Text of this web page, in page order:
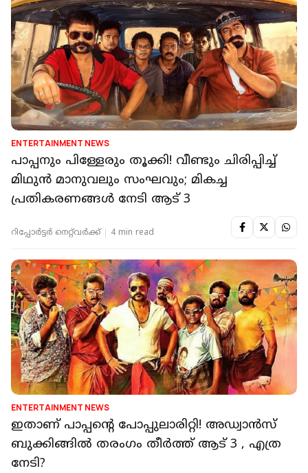
ENTERTAINMENT NEWS
പാപ്പനും പിള്ളേരും തൂക്കി! വീണ്ടും ചിരിപ്പിച്ച്
മിഥുൻ മാനുവലും സംഘവും; മികച്ച
പ്രതികരണങ്ങൾ നേടി ആട് 3
റിപ്പോർട്ടർ നെറ്റ്‌വര്‍ക്ക്‌ 4 min read
ENTERTAINMENT NEWS
ഇതാണ് പാപ്പന്റെ പോപ്പുലാരിറ്റി! അഡ്വാൻസ്
ബുക്കിങ്ങിൽ തരംഗം തീർത്ത് ആട് 3 , എത്ര
നേടി?